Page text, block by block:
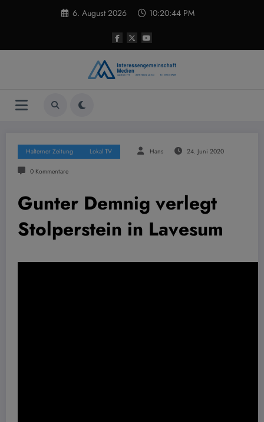
6. August 2026 10:20:45 PM
Halterner Zeitung Lokal TV Hans 24. Juni 2020
0 Kommentare
Gunter Demnig verlegt
Stolperstein in Lavesum